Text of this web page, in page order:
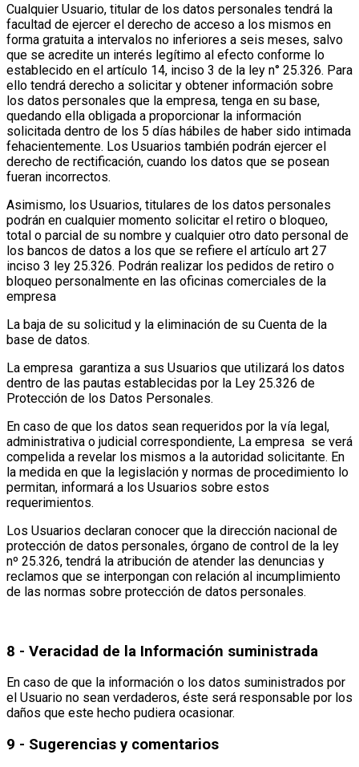
Cualquier Usuario, titular de los datos personales tendrá la
facultad de ejercer el derecho de acceso a los mismos en
forma gratuita a intervalos no inferiores a seis meses, salvo
que se acredite un interés legítimo al efecto conforme lo
establecido en el artículo 14, inciso 3 de la ley n° 25.326. Para
ello tendrá derecho a solicitar y obtener información sobre
los datos personales que la empresa, tenga en su base,
quedando ella obligada a proporcionar la información
solicitada dentro de los 5 días hábiles de haber sido intimada
fehacientemente. Los Usuarios también podrán ejercer el
derecho de rectificación, cuando los datos que se posean
fueran incorrectos.
Asimismo, los Usuarios, titulares de los datos personales
podrán en cualquier momento solicitar el retiro o bloqueo,
total o parcial de su nombre y cualquier otro dato personal de
los bancos de datos a los que se refiere el artículo art 27
inciso 3 ley 25.326. Podrán realizar los pedidos de retiro o
bloqueo personalmente en las oficinas comerciales de la
empresa
La baja de su solicitud y la eliminación de su Cuenta de la
base de datos.
La empresa garantiza a sus Usuarios que utilizará los datos
dentro de las pautas establecidas por la Ley 25.326 de
Protección de los Datos Personales.
En caso de que los datos sean requeridos por la vía legal,
administrativa o judicial correspondiente, La empresa se verá
compelida a revelar los mismos a la autoridad solicitante. En
la medida en que la legislación y normas de procedimiento lo
permitan, informará a los Usuarios sobre estos
requerimientos.
Los Usuarios declaran conocer que la dirección nacional de
protección de datos personales, órgano de control de la ley
nº 25.326, tendrá la atribución de atender las denuncias y
reclamos que se interpongan con relación al incumplimiento
de las normas sobre protección de datos personales.
8 - Veracidad de la Información suministrada
En caso de que la información o los datos suministrados por
el Usuario no sean verdaderos, éste será responsable por los
daños que este hecho pudiera ocasionar.
9 - Sugerencias y comentarios